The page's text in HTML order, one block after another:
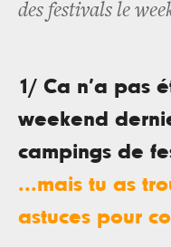
des festivals le
1/ Ca n’a pas
weekend
campings de
...mais tu as
astuces pour